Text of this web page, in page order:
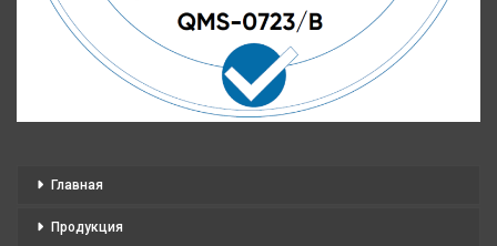
Главная
Продукция